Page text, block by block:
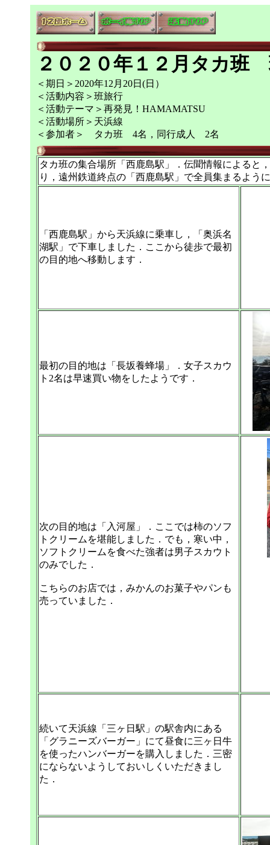
２０２０年１２月タカ班
＜期日＞2020年12月20日(日）
＜活動内容＞班旅行
＜活動テーマ＞再発見！HAMAMATSU
＜活動場所＞天浜線
＜参加者＞ タカ班 4名，同行成人 2名
タカ班の集合場所「西鹿島駅」．伝聞情報によると
り，遠州鉄道終点の「西鹿島駅」で全員集まるよう
「西鹿島駅」から天浜線に乗車し，「奥浜名
湖駅」で下車しました．ここから徒歩で最初
の目的地へ移動します．
最初の目的地は「長坂養蜂場」．女子スカウ
ト2名は早速買い物をしたようです．
次の目的地は「入河屋」．ここでは柿のソフ
トクリームを堪能しました．でも，寒い中，
ソフトクリームを食べた強者は男子スカウト
のみでした．
こちらのお店では，みかんのお菓子やパンも
売っていました．
続いて天浜線「三ヶ日駅」の駅舎内にある
「グラニーズバーガー」にて昼食に三ヶ日牛
を使ったハンバーガーを購入しました．三密
にならないようしておいしくいただきまし
た．